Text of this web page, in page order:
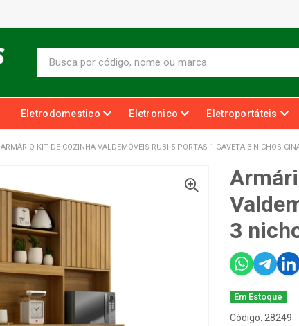
Eletrodomestico Eletronico Eletroportáteis
ARMÁRIO KIT DE COZINHA VALDEMÓVEIS RUBI 5 PORTAS 1 GAVETA 3 NICHOS
3
Em Estoque
Código: 28249